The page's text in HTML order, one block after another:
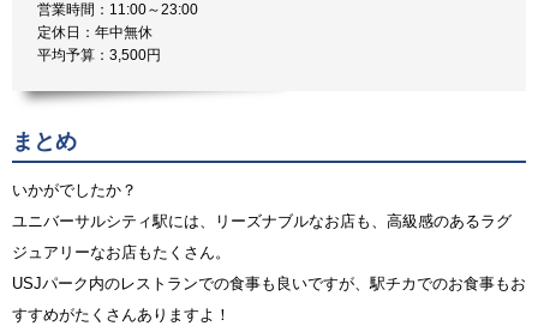
営業時間：11:00～23:00
定休日：年中無休
平均予算：3,500円
まとめ
いかがでしたか？
ユニバーサルシティ駅には、リーズナブルなお店も、高級感のあるラグ
ジュアリーなお店もたくさん。
USJパーク内のレストランでの食事も良いですが、駅チカでのお食事もお
すすめがたくさんありますよ！